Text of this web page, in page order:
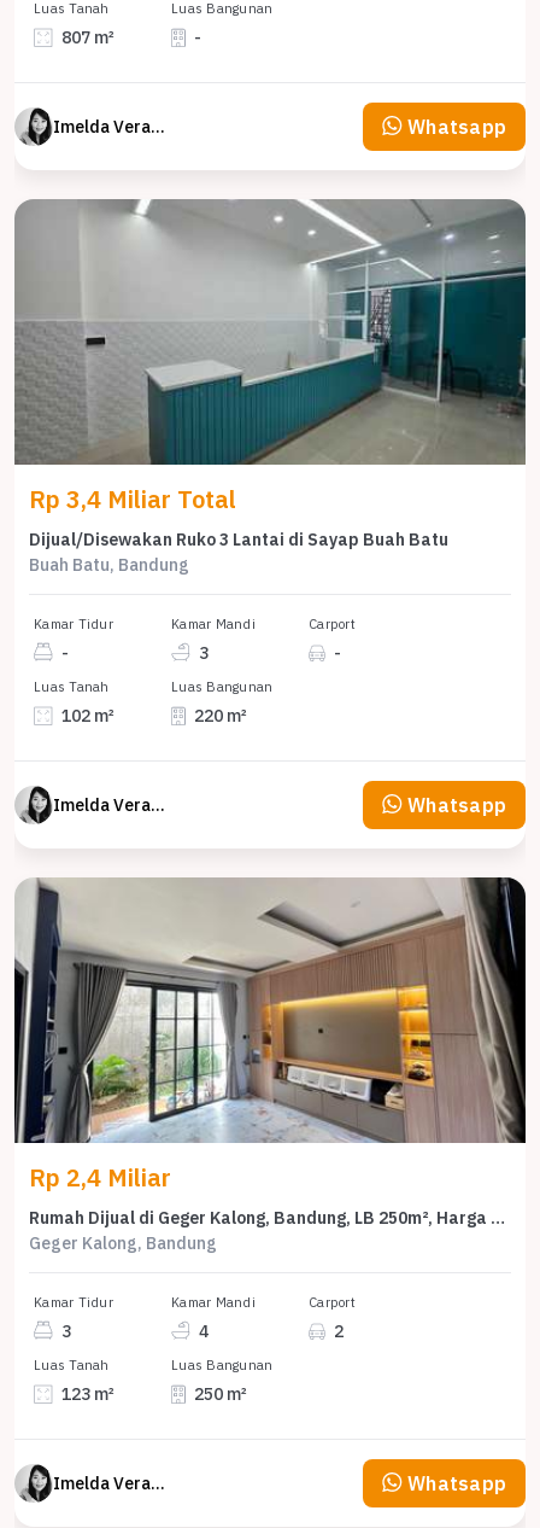
Luas Tanah
807 m²
Luas Bangunan
-
Imelda Veranika Whatsapp
Rp 3,4 Miliar Total
Dijual/Disewakan Ruko 3 Lantai di Sayap Buah Batu
Buah Batu, Bandung
Kamar Tidur
-
Kamar Mandi
3
Carport
-
Luas Tanah
102 m²
Luas Bangunan
220 m²
Imelda Veranika Whatsapp
Rp 2,4 Miliar
Rumah Dijual di Geger Kalong, Bandung, LB 250m², Harga Terbaik!
Geger Kalong, Bandung
Kamar Tidur
3
Kamar Mandi
4
Carport
2
Luas Tanah
123 m²
Luas Bangunan
250 m²
Imelda Veranika Whatsapp